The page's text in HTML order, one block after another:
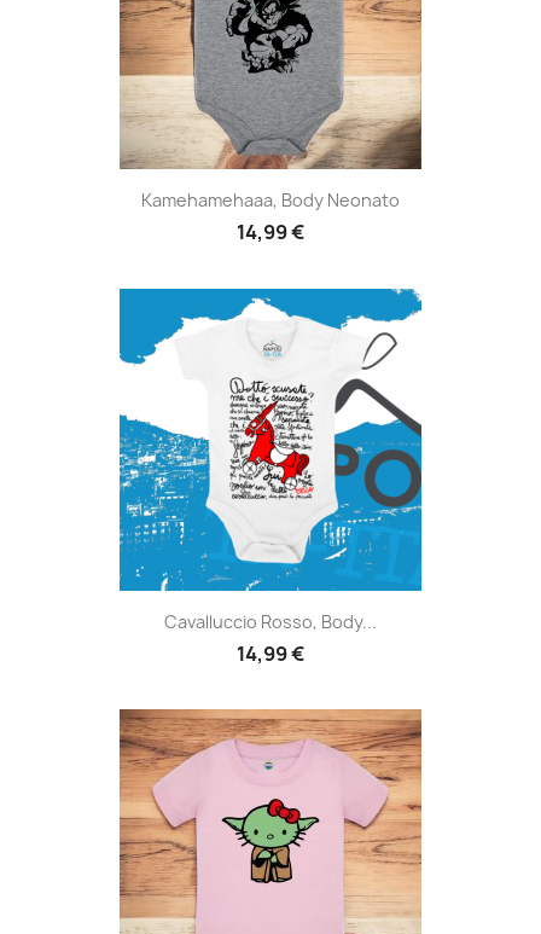
Kamehamehaaa, Body Neonato
14,99 €
Cavalluccio Rosso, Body...
14,99 €